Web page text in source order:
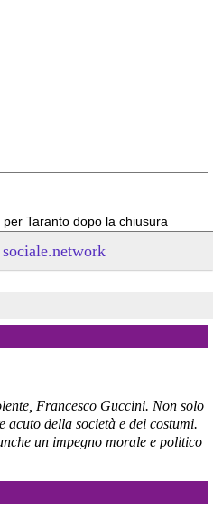
Taranto dopo la chiusura
di predisporre un
le conseguenze
fermata dell’area a caldo e ha
di formulare proposte
Casartigiani valuta positivamente
Francesco Guccini. Non solo
acuto della società e dei costumi.
un impegno morale e politico